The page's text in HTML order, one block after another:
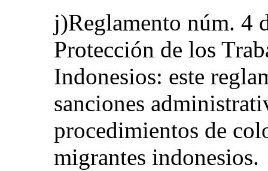
j)Reglamento núm. 4
Protección de los
Indonesios: este
sanciones
procedimientos de
migrantes indonesios.